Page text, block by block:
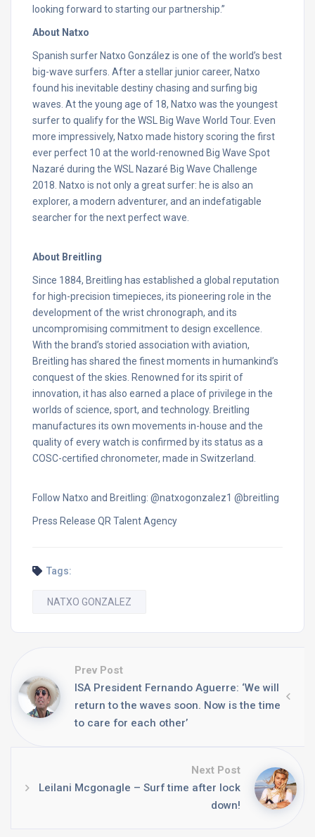
looking forward to starting our partnership.”
About Natxo
Spanish surfer Natxo González is one of the world’s best
big-wave surfers. After a stellar junior career, Natxo
found his inevitable destiny chasing and surfing big
waves. At the young age of 18, Natxo was the youngest
surfer to qualify for the WSL Big Wave World Tour. Even
more impressively, Natxo made history scoring the first
ever perfect 10 at the world-renowned Big Wave Spot
Nazaré during the WSL Nazaré Big Wave Challenge
2018. Natxo is not only a great surfer: he is also an
explorer, a modern adventurer, and an indefatigable
searcher for the next perfect wave.
About Breitling
Since 1884, Breitling has established a global reputation
for high-precision timepieces, its pioneering role in the
development of the wrist chronograph, and its
uncompromising commitment to design excellence.
With the brand’s storied association with aviation,
Breitling has shared the finest moments in humankind’s
conquest of the skies. Renowned for its spirit of
innovation, it has also earned a place of privilege in the
worlds of science, sport, and technology. Breitling
manufactures its own movements in-house and the
quality of every watch is confirmed by its status as a
COSC-certified chronometer, made in Switzerland.
Follow Natxo and Breitling: @natxogonzalez1 @breitling
Press Release QR Talent Agency
Tags:
NATXO GONZALEZ
Prev Post
ISA President Fernando Aguerre: ‘We will
return to the waves soon. Now is the time
to care for each other’
Next Post
Leilani Mcgonagle – Surf time after lock
down!